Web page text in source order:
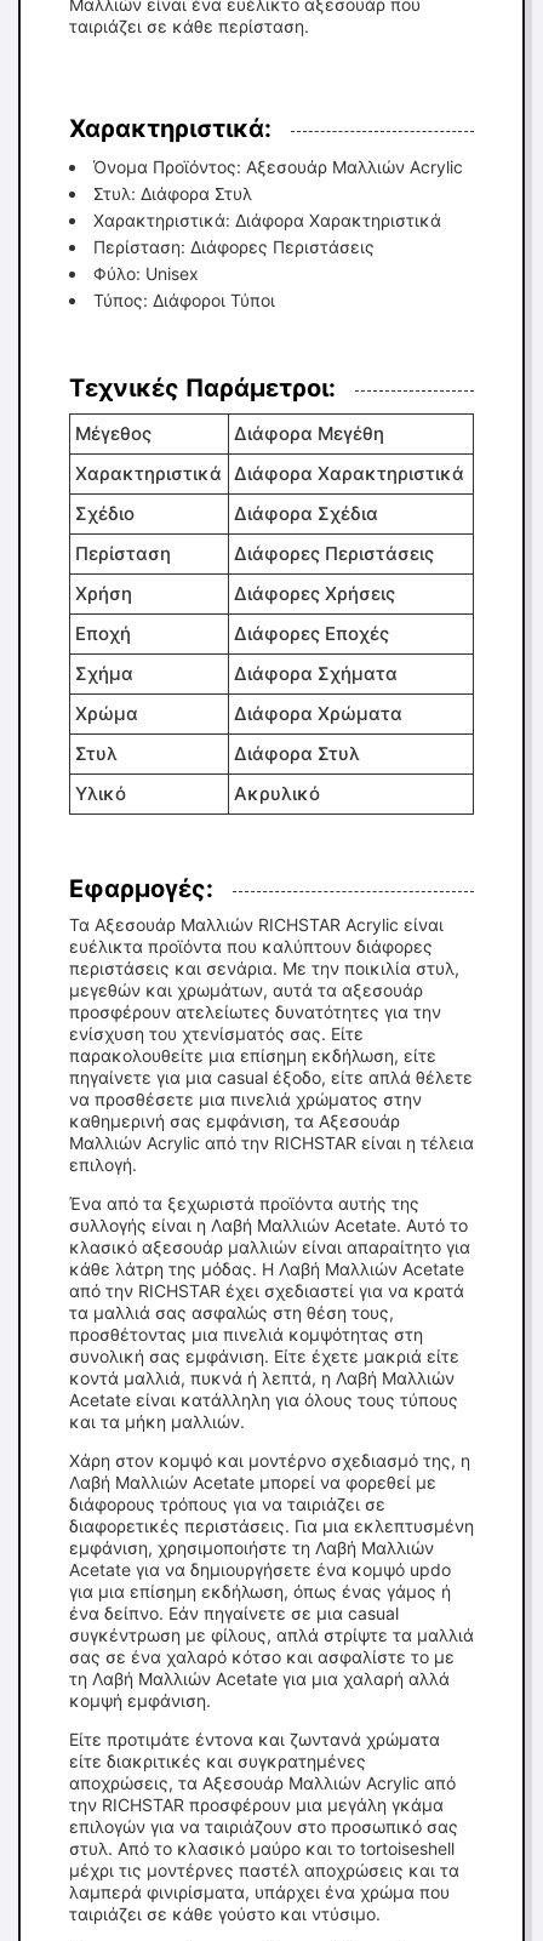
Μαλλιών είναι ένα ευέλικτο αξεσουάρ που
ταιριάζει σε κάθε περίσταση.
Χαρακτηριστικά:
Όνομα Προϊόντος: Αξεσουάρ Μαλλιών Acrylic
Στυλ: Διάφορα Στυλ
Χαρακτηριστικά: Διάφορα Χαρακτηριστικά
Περίσταση: Διάφορες Περιστάσεις
Φύλο: Unisex
Τύπος: Διάφοροι Τύποι
Τεχνικές Παράμετροι:
Μέγεθος
Διάφορα Μεγέθη
Χαρακτηριστικά Διάφορα Χαρακτηριστικά
Σχέδιο
Διάφορα Σχέδια
Περίσταση
Διάφορες Περιστάσεις
Χρήση
Διάφορες Χρήσεις
Εποχή
Διάφορες Εποχές
Σχήμα
Διάφορα Σχήματα
Χρώμα
Διάφορα Χρώματα
Στυλ
Διάφορα Στυλ
Υλικό
Ακρυλικό
Εφαρμογές:
Τα Αξεσουάρ Μαλλιών RICHSTAR Acrylic είναι
ευέλικτα προϊόντα που καλύπτουν διάφορες
περιστάσεις και σενάρια. Με την ποικιλία στυλ,
μεγεθών και χρωμάτων, αυτά τα αξεσουάρ
προσφέρουν ατελείωτες δυνατότητες για την
ενίσχυση του χτενίσματός σας. Είτε
παρακολουθείτε μια επίσημη εκδήλωση, είτε
πηγαίνετε για μια casual έξοδο, είτε απλά θέλετε
να προσθέσετε μια πινελιά χρώματος στην
καθημερινή σας εμφάνιση, τα Αξεσουάρ
Μαλλιών Acrylic από την RICHSTAR είναι η τέλεια
επιλογή.
Ένα από τα ξεχωριστά προϊόντα αυτής της
συλλογής είναι η Λαβή Μαλλιών Acetate. Αυτό το
κλασικό αξεσουάρ μαλλιών είναι απαραίτητο για
κάθε λάτρη της μόδας. Η Λαβή Μαλλιών Acetate
από την RICHSTAR έχει σχεδιαστεί για να κρατά
τα μαλλιά σας ασφαλώς στη θέση τους,
προσθέτοντας μια πινελιά κομψότητας στη
συνολική σας εμφάνιση. Είτε έχετε μακριά είτε
κοντά μαλλιά, πυκνά ή λεπτά, η Λαβή Μαλλιών
Acetate είναι κατάλληλη για όλους τους τύπους
και τα μήκη μαλλιών.
Χάρη στον κομψό και μοντέρνο σχεδιασμό της, η
Λαβή Μαλλιών Acetate μπορεί να φορεθεί με
διάφορους τρόπους για να ταιριάζει σε
διαφορετικές περιστάσεις. Για μια εκλεπτυσμένη
εμφάνιση, χρησιμοποιήστε τη Λαβή Μαλλιών
Acetate για να δημιουργήσετε ένα κομψό updo
για μια επίσημη εκδήλωση, όπως ένας γάμος ή
ένα δείπνο. Εάν πηγαίνετε σε μια casual
συγκέντρωση με φίλους, απλά στρίψτε τα μαλλιά
σας σε ένα χαλαρό κότσο και ασφαλίστε το με
τη Λαβή Μαλλιών Acetate για μια χαλαρή αλλά
κομψή εμφάνιση.
Είτε προτιμάτε έντονα και ζωντανά χρώματα
είτε διακριτικές και συγκρατημένες
αποχρώσεις, τα Αξεσουάρ Μαλλιών Acrylic από
την RICHSTAR προσφέρουν μια μεγάλη γκάμα
επιλογών για να ταιριάζουν στο προσωπικό σας
στυλ. Από το κλασικό μαύρο και το tortoiseshell
μέχρι τις μοντέρνες παστέλ αποχρώσεις και τα
λαμπερά φινιρίσματα, υπάρχει ένα χρώμα που
ταιριάζει σε κάθε γούστο και ντύσιμο.